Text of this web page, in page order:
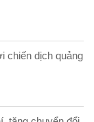
chiến dịch quảng